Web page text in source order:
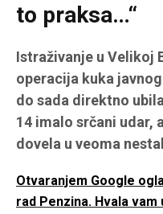
to praksa…“
Istraživanje u Velikoj
operacija kuka
do sada direktno
14 imalo srčani udar,
dovela u veoma
Otvaranjem Google
rad Penzina. Hvala vam